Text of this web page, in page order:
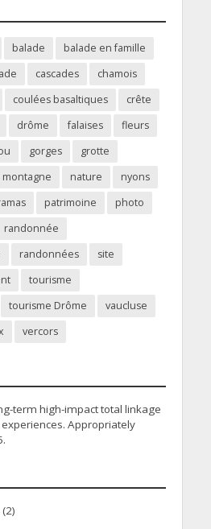
balade
balade en famille
cascades
chamois
coulées basaltiques
crête
drôme falaises
fleurs
gorges
grotte
montagne nature
nyons
patrimoine
photo
randonnée
randonnées
site
tourisme
tourisme Drôme
vaucluse
vercors
term high-impact total linkage
Appropriately
(2)